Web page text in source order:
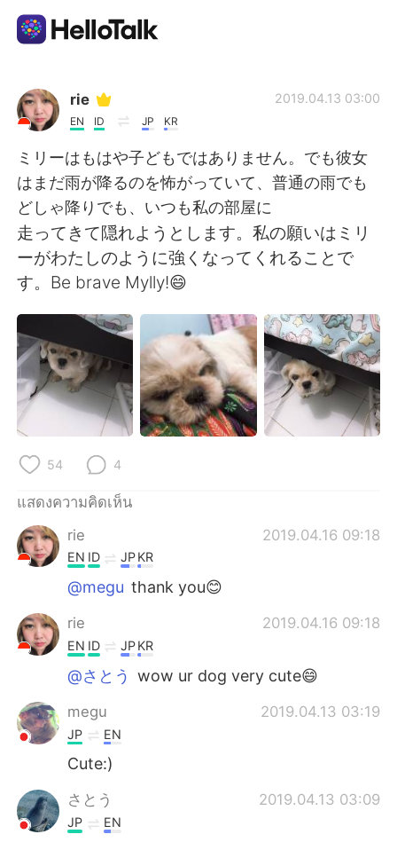
แอปแลกเปลี่ยนทางภาษา
AI Grammar Checker
ไทย
English 简体中文
繁體中文 Español
العربية Français
Deutsch 日本語
Indonesia
Türkçe
Português
rie
EN ID JP KR
2019.04.13 03:00
ミリーはもはや子どもではありません。でも彼女
はまだ雨が降るのを怖がっていて、普通の雨でも
どしゃ降りでも、いつも私の部屋に
走ってきて隠れようとします。私の願いはミリ
ーがわたしのように強くなってくれることで
す。Be brave Mylly!😄
54 4
แสดงความคิดเห็น
rie
2019.04.16 09:18
EN ID JPKR
@megu thank you😊
rie 2019.04.16 09:18
EN ID JPKR
@さとう wow ur dog very cute😄
megu 2019.04.13 03:19
JP EN
Cute:)
さとう 2019.04.13 03:09
JP EN